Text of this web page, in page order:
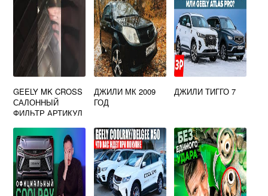
GEELY MK CROSS
САЛОННЫЙ
ФИЛЬТР АРТИКУЛ
ДЖИЛИ МК 2009
ГОД
ДЖИЛИ ТИГГО 7